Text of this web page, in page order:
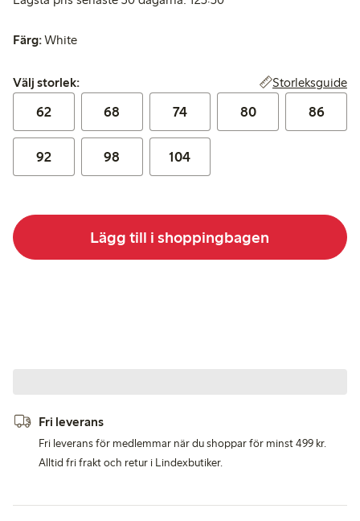
Färg:White
Välj storlek:
Välj storlek: Storleksguide
62 68 74 80 86
92 98 104
Lägg till i shoppingbagen
Fri leverans
Fri leverans för medlemmar när du shoppar för minst 499 kr.
Alltid fri frakt och retur i Lindexbutiker.